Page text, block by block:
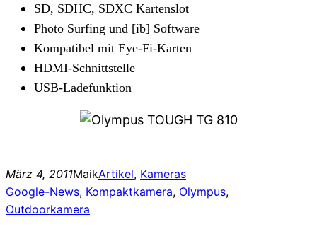
SD, SDHC, SDXC Kartenslot
Photo Surfing und [ib] Software
Kompatibel mit Eye-Fi-Karten
HDMI-Schnittstelle
USB-Ladefunktion
März 4, 2011MaikArtikel, Kameras
Google-News, Kompaktkamera, Olympus
Outdoorkamera